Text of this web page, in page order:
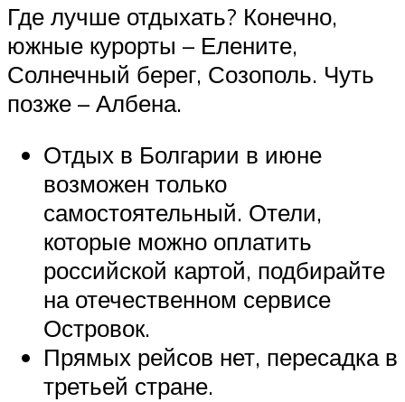
Где лучше отдыхать? Конечно,
южные курорты – Елените,
Солнечный берег, Созополь. Чуть
позже – Албена.
Отдых в Болгарии в июне
возможен только
самостоятельный. Отели,
которые можно оплатить
российской картой, подбирайте
на отечественном сервисе
Островок.
Прямых рейсов нет, пересадка в
третьей стране.